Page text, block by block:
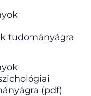
tudományágra
(pdf)